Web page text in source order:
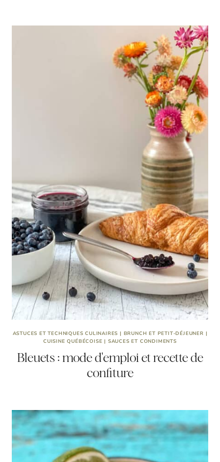
ASTUCES ET TECHNIQUES CULINAIRES | BRUNCH ET PETIT-DÉJEUNER |
CUISINE QUÉBÉCOISE | SAUCES ET CONDIMENTS
Bleuets : mode d'emploi et recette de
confiture